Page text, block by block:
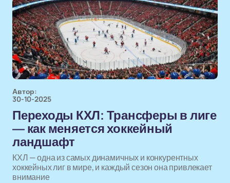
Автор:
30-10-2025
Переходы КХЛ: Трансферы в лиге
— как меняется хоккейный
ландшафт
КХЛ — одна из самых динамичных и конкурентных
хоккейных лиг в мире, и каждый сезон она привлекает
внимание